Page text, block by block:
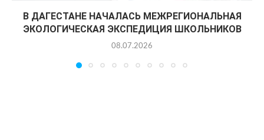
В ДАГЕСТАНЕ НАЧАЛАСЬ МЕЖРЕГИОНАЛЬНАЯ
ЭКОЛОГИЧЕСКАЯ ЭКСПЕДИЦИЯ ШКОЛЬНИКОВ
08.07.2026